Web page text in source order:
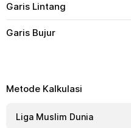
Garis Lintang
Garis Bujur
Metode Kalkulasi